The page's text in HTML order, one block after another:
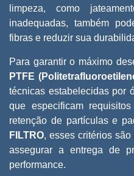
limpeza, como
inadequadas, também
fibras e reduzir sua
Para garantir o máximo
PTFE
técnicas estabelecidas por
que especificam
retenção de partículas e
FILTRO, esses critérios
assegurar a entrega de
performance.